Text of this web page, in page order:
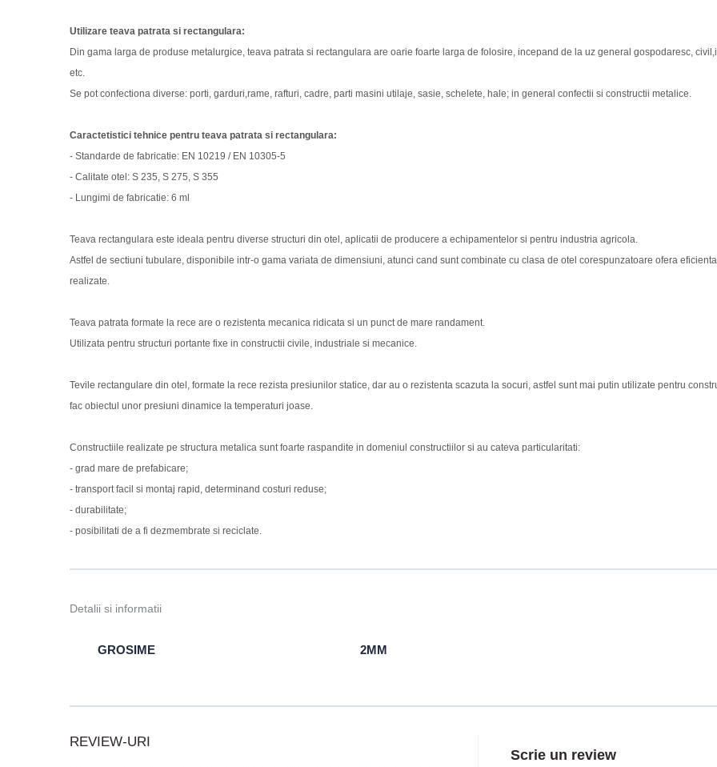
Utilizare teava patrata si rectangulara:
Din gama larga de produse metalurgice, teava patrata si rectangulara are oarie foarte larga de folosire, incepand de la uz general gospodaresc,
etc.
Se pot confectiona diverse: porti, garduri,rame, rafturi, cadre, parti masini utilaje, sasie, schelete, hale; in general confectii si constructii metalice.
Caractetistici tehnice pentru teava patrata si rectangulara:
- Standarde de fabricatie: EN 10219 / EN 10305-5
- Calitate otel: S 235, S 275, S 355
- Lungimi de fabricatie: 6 ml
Teava rectangulara este ideala pentru diverse structuri din otel, aplicatii de producere a echipamentelor si pentru industria agricola.
Astfel de sectiuni tubulare, disponibile intr-o gama variata de dimensiuni, atunci cand sunt combinate cu clasa de otel corespunzatoare ofera
realizate.
Teava patrata formate la rece are o rezistenta mecanica ridicata si un punct de mare randament.
Utilizata pentru structuri portante fixe in constructii civile, industriale si mecanice.
Tevile rectangulare din otel, formate la rece rezista presiunilor statice, dar au o rezistenta scazuta la socuri, astfel sunt mai putin utilizate pentru
fac obiectul unor presiuni dinamice la temperaturi joase.
Constructiile realizate pe structura metalica sunt foarte raspandite in domeniul constructiilor si au cateva particularitati:
- grad mare de prefabicare;
- transport facil si montaj rapid, determinand costuri reduse;
- durabilitate;
- posibilitati de a fi dezmembrate si reciclate.
Detalii si informatii
GROSIME 2MM
REVIEW-URI
Scrie un review